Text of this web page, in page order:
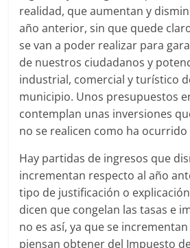
realidad, que aumentan y
año anterior, sin que quede
se van a poder realizar para
de nuestros ciudadanos y
industrial, comercial y turístico
municipio. Unos presupuestos
contemplan unas inversiones
no se realicen como ha ocurrido
Hay partidas de ingresos que
incrementan respecto al año
tipo de justificación o
dicen que congelan las tasas e
no es así, ya que se
piensan obtener del Impuesto